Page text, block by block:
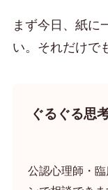
まず今日、紙に
い。それだけで
ぐるぐる思
公認心理師・